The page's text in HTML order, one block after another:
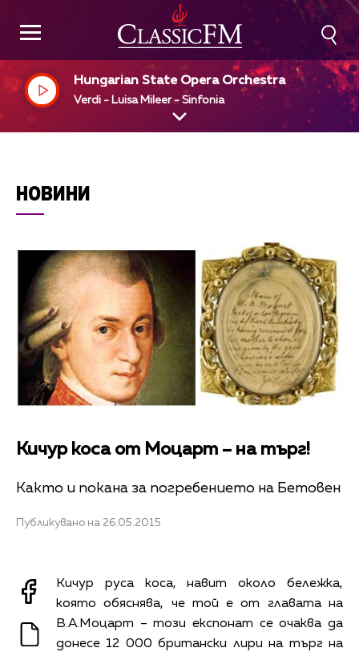
Hungarian State Opera Orchestra
Verdi - Luisa Mileer - Sinfonia
НОВИНИ
Кичур коса от Моцарт – на търг!
Както и покана за погребението на Бетовен
Публикувано на 26.05.2015
Кичур руса коса, навит около бележка,
която обяснява, че той е от главата на
В.А.Моцарт – този експонат се очаква да
донесе 12 000 британски лири на търг на